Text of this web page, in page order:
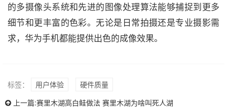
的多摄像头系统和先进的图像处理算法能够捕捉到更多
细节和更丰富的色彩。无论是日常拍摄还是专业摄影需
求，华为手机都能提供出色的成像效果。
标签： 用户体验
硬件质量
上一篇:赛里木湖高白鲑做法 赛里木湖为啥叫死人湖